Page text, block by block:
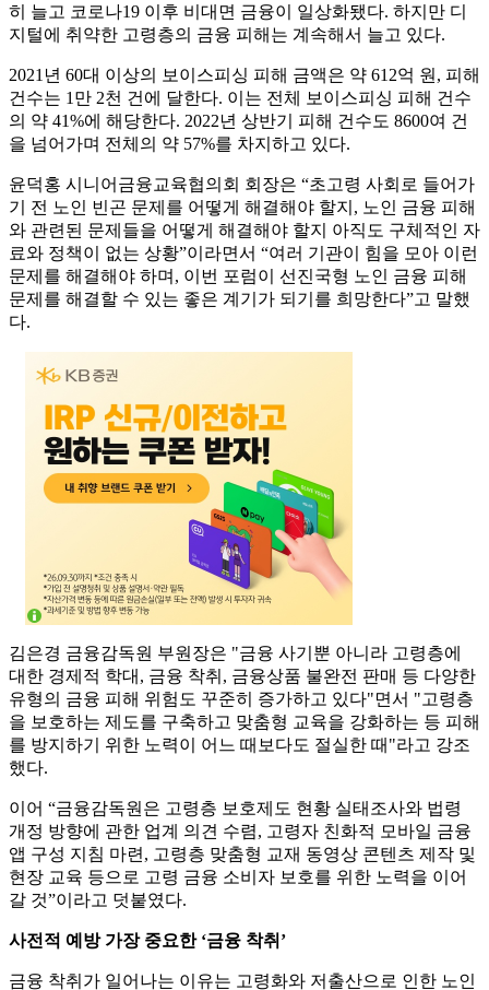
히 늘고 코로나19 이후 비대면 금융이 일상화됐다. 하지만 디
지털에 취약한 고령층의 금융 피해는 계속해서 늘고 있다.
2021년 60대 이상의 보이스피싱 피해 금액은 약 612억 원, 피해
건수는 1만 2천 건에 달한다. 이는 전체 보이스피싱 피해 건수
의 약 41%에 해당한다. 2022년 상반기 피해 건수도 8600여 건
을 넘어가며 전체의 약 57%를 차지하고 있다.
윤덕홍 시니어금융교육협의회 회장은 “초고령 사회로 들어가
기 전 노인 빈곤 문제를 어떻게 해결해야 할지, 노인 금융 피해
와 관련된 문제들을 어떻게 해결해야 할지 아직도 구체적인 자
료와 정책이 없는 상황”이라면서 “여러 기관이 힘을 모아 이런
문제를 해결해야 하며, 이번 포럼이 선진국형 노인 금융 피해
문제를 해결할 수 있는 좋은 계기가 되기를 희망한다”고 말했
다.
김은경 금융감독원 부원장은 "금융 사기뿐 아니라 고령층에
대한 경제적 학대, 금융 착취, 금융상품 불완전 판매 등 다양한
유형의 금융 피해 위험도 꾸준히 증가하고 있다"면서 "고령층
을 보호하는 제도를 구축하고 맞춤형 교육을 강화하는 등 피해
를 방지하기 위한 노력이 어느 때보다도 절실한 때"라고 강조
했다.
이어 “금융감독원은 고령층 보호제도 현황 실태조사와 법령
개정 방향에 관한 업계 의견 수렴, 고령자 친화적 모바일 금융
앱 구성 지침 마련, 고령층 맞춤형 교재 동영상 콘텐츠 제작 및
현장 교육 등으로 고령 금융 소비자 보호를 위한 노력을 이어
갈 것”이라고 덧붙였다.
사전적 예방 가장 중요한 ‘금융 착취’
금융 착취가 일어나는 이유는 고령화와 저출산으로 인한 노인